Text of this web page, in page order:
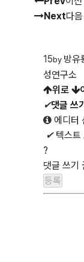
Next다
15by 방유
성연구소
위로
✔댓글 쓰기
에디터
✔ 텍스트
?
댓글 쓰기